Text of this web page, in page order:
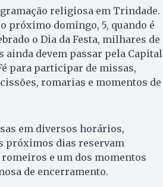
religiosa em Trindade.
próximo domingo, 5, quando é
o Dia da Festa, milhares de
ainda devem passar pela Capital
para participar de missas,
romarias e momentos de
em diversos horários,
próximos dias reservam
e um dos momentos
de encerramento.